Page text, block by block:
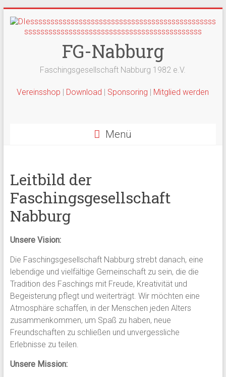
Inhalt
springen
FG-Nabburg
Faschingsgesellschaft Nabburg 1982 e.V.
Vereinsshop | Download | Sponsoring | Mitglied werden
Menü
Leitbild der
Faschingsgesellschaft
Nabburg
Unsere Vision:
Die Faschingsgesellschaft Nabburg strebt danach, eine
lebendige und vielfältige Gemeinschaft zu sein, die die
Tradition des Faschings mit Freude, Kreativität und
Begeisterung pflegt und weiterträgt. Wir möchten eine
Atmosphäre schaffen, in der Menschen jeden Alters
zusammenkommen, um Spaß zu haben, neue
Freundschaften zu schließen und unvergessliche
Erlebnisse zu teilen.
Unsere Mission: